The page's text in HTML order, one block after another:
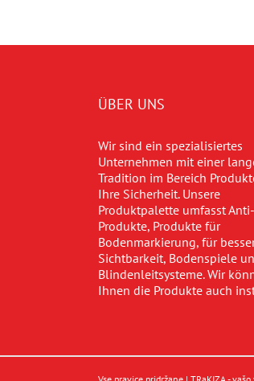
ÜBER UNS
Wir sind ein spezialisiertes
Unternehmen mit einer
Tradition im Bereich
Ihre Sicherheit. Unsere
Produktpalette umfasst
Produkte, Produkte für
Bodenmarkierung, für
Sichtbarkeit, Bodenspiele
Blindenleitsysteme. Wir
Ihnen die Produkte auch